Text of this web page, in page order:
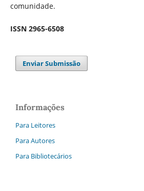
comunidade.
ISSN 2965-6508
Enviar Submissão
Informações
Para Leitores
Para Autores
Para Bibliotecários